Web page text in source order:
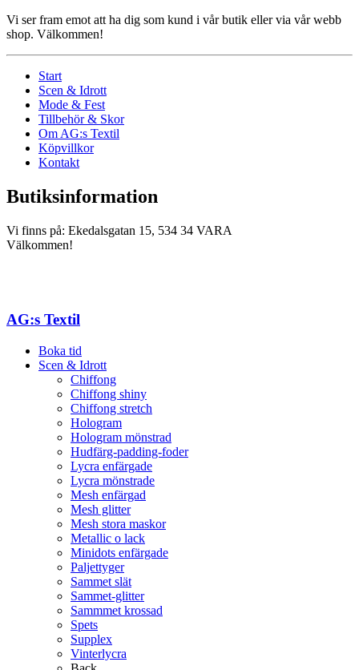
Vi ser fram emot att ha dig som kund i vår butik eller via vår webb
shop. Välkommen!
Start
Scen & Idrott
Mode & Fest
Tillbehör & Skor
Om AG:s Textil
Köpvillkor
Kontakt
Butiksinformation
Vi finns på: Ekedalsgatan 15, 534 34 VARA
Välkommen!
AG:s Textil
Boka tid
Scen & Idrott
Chiffong
Chiffong shiny
Chiffong stretch
Hologram
Hologram mönstrad
Hudfärg-padding-foder
Lycra enfärgade
Lycra mönstrade
Mesh enfärgad
Mesh glitter
Mesh stora maskor
Metallic o lack
Minidots enfärgade
Paljettyger
Sammet slät
Sammet-glitter
Sammmet krossad
Spets
Supplex
Vinterlycra